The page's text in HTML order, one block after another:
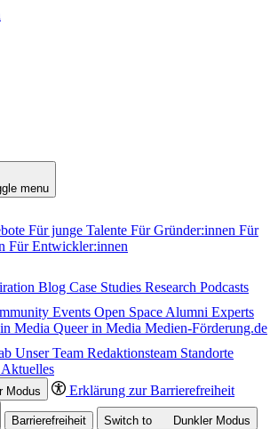
menu
Für junge Talente Für Gründer:innen Für
Für Entwickler:innen
Blog Case Studies Research Podcasts
Events Open Space Alumni Experts
Media Queer in Media Medien-Förderung.de
Unser Team Redaktionsteam Standorte
Aktuelles
Modus Erklärung zur Barrierefreiheit
Barrierefreiheit Switch to DunklerModus